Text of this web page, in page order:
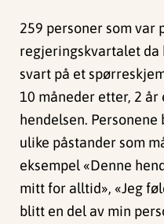
259 personer som var
regjeringskvartalet da
svart på et
10 måneder etter, 2
hendelsen.
ulike påstander som
eksempel «Denne
mitt for alltid», «Jeg
blitt en del av min